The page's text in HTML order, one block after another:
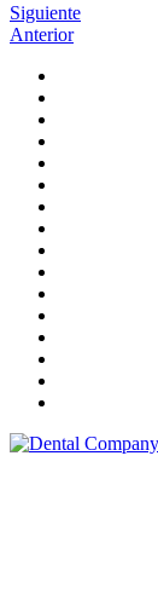
Siguiente
Anterior